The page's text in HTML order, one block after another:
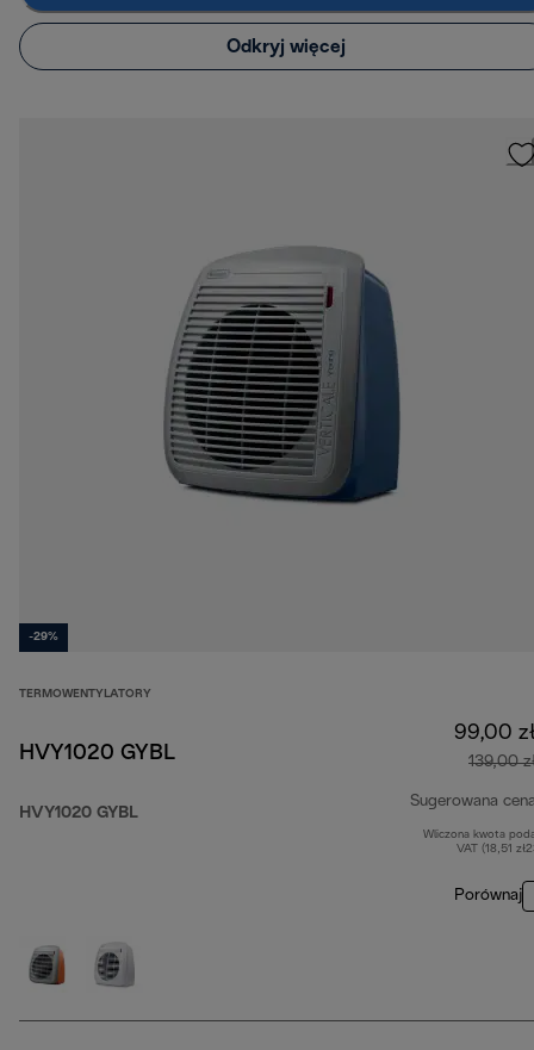
Odkryj więcej
-29%
TERMOWENTYLATORY
HVY1020 GYBL
HVY1020 GYBL
99,00
139,00
Sugerowana
Wliczona kwota
VAT (18,51
Porównaj